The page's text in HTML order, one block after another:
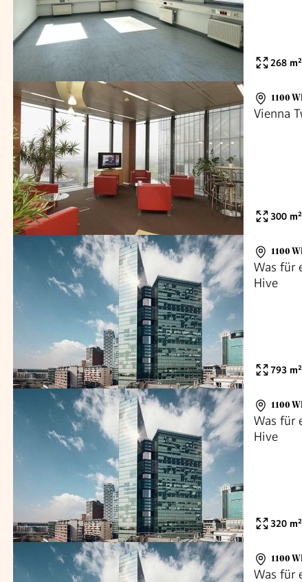
268 m²
1100
Vienna
300 m²
1100
Was für
Hive
793 m²
1100
Was für
Hive
320 m²
1100
Was für